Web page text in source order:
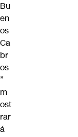
Bu
en
os
Ca
br
os
”
m
ost
rar
á